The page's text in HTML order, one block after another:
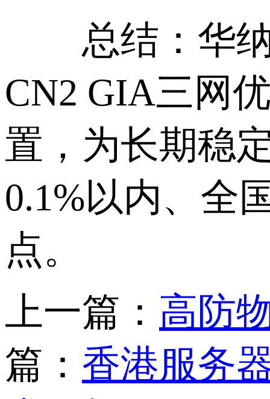
总结：华纳
CN2 GIA三网
置，为长期稳
0.1%以内、全
点。
上一篇： 高防
篇： 香港服务